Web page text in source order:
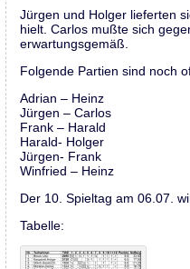
Jürgen und Holger lieferten
hielt. Carlos mußte sich
erwartungsgemäß.
Folgende Partien sind noch
Adrian – Heinz
Jürgen – Carlos
Frank – Harald
Harald- Holger
Jürgen- Frank
Winfried – Heinz
Der 10. Spieltag am 06.07.
Tabelle: